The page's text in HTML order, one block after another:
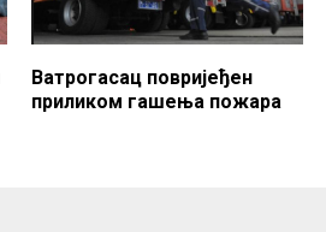
Ватрогасац повријеђен
приликом гашења пожара